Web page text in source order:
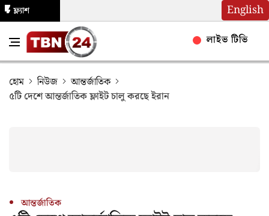
English
ফ্ল্যাশ
লাইভ টিভি
হোম নিউজ
আন্তর্জাতিক
৫টি দেশে আন্তর্জাতিক ফ্লাইট চালু করছে ইরান
আন্তর্জাতিক